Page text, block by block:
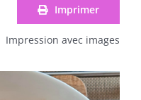
Imprimer
Impression avec images